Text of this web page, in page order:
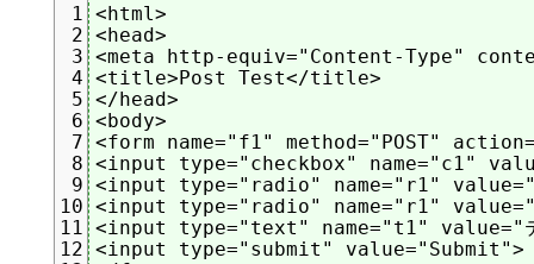
1
2
3
4
5
6
7
8
9
10
11
12
<html>
<head>
<meta http-equiv="Content-Type"
<title>Post Test</title>
</head>
<body>
<form name="f1" method="POST"
<input type="checkbox" name="c1"
<input type="radio" name="r1" value="
<input type="radio" name="r1" value="
<input type="text" name="t1" value="
<input type="submit" value="Submit">